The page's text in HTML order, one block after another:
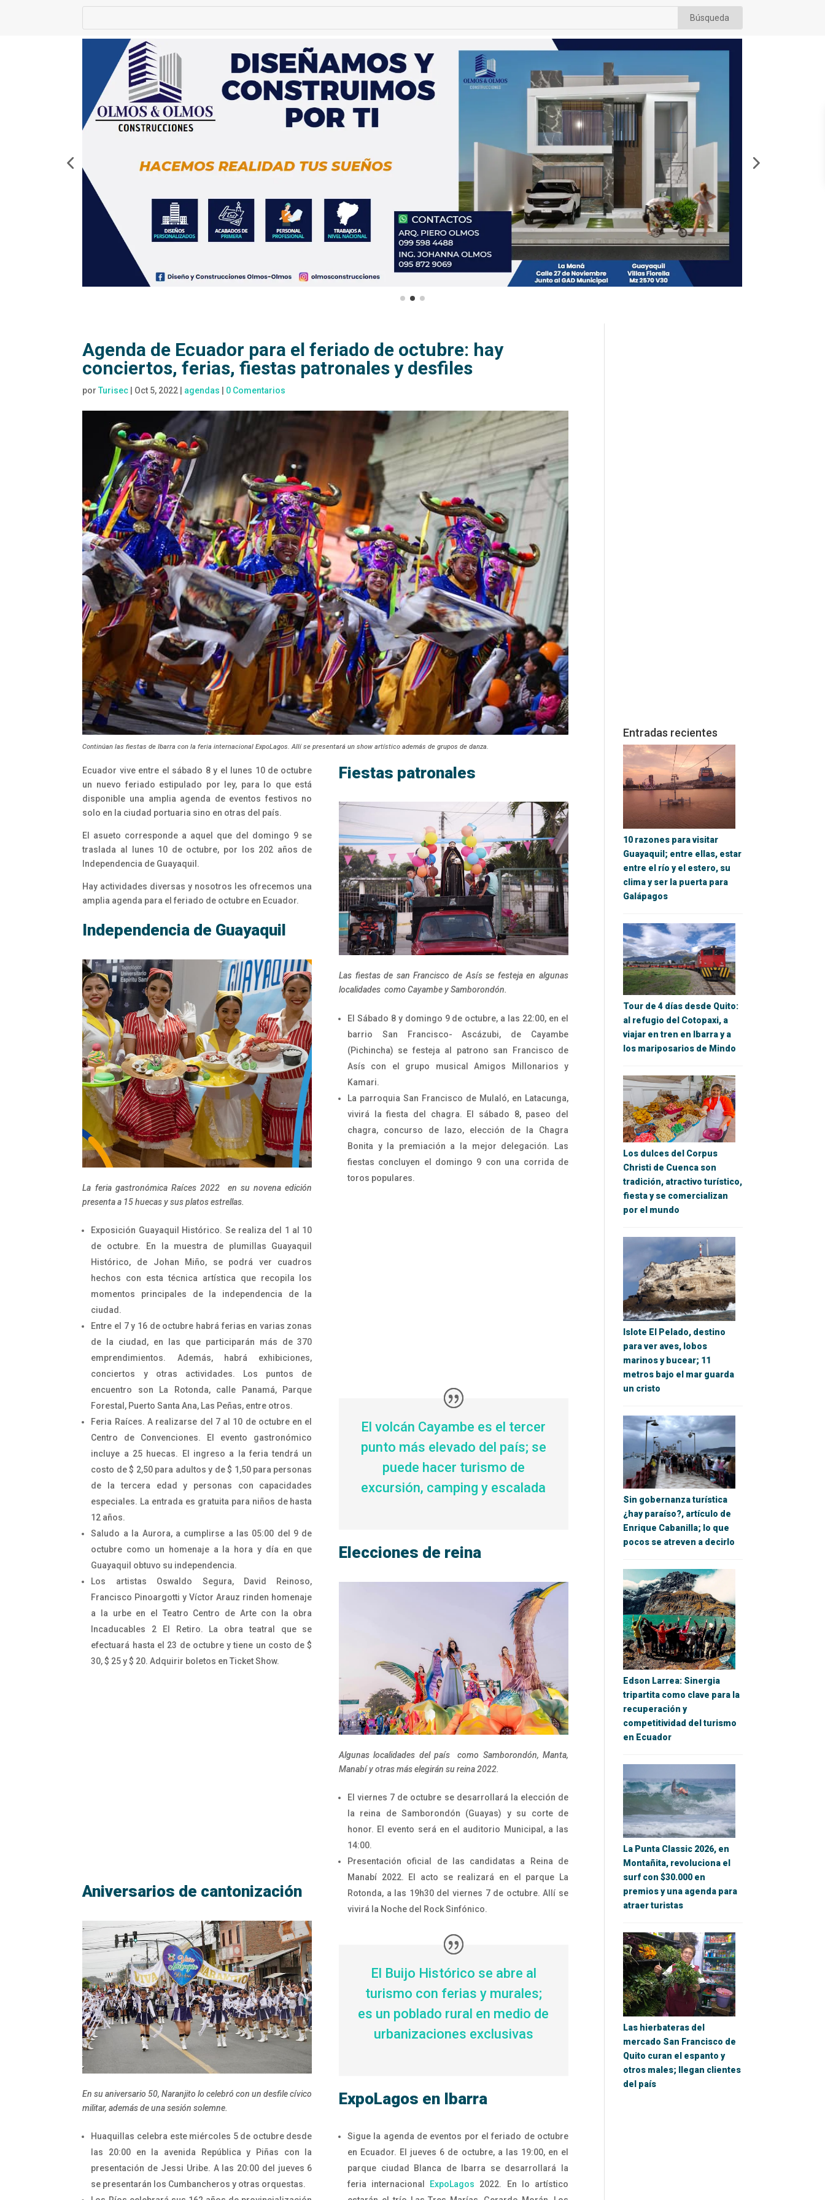
Agenda de Ecuador para el feriado de octubre: hay
conciertos, ferias, fiestas patronales y desfiles
porTurisec Oct 5, 2022 agendas 0 Comentarios
Continúan las fiestas de Ibarra con la feria internacional ExpoLagos. Allí se presentará un show artístico además de grupos de danza.
Ecuador vive entre el sábado 8 y el lunes 10 de octubre
un nuevo feriado estipulado por ley, para lo que está
disponible una amplia agenda de eventos festivos no
solo en la ciudad portuaria sino en otras del país.
El asueto corresponde a aquel que del domingo 9 se
traslada al lunes 10 de octubre, por los 202 años de
Independencia de Guayaquil.
Hay actividades diversas y nosotros les ofrecemos una
amplia agenda para el feriado de octubre en Ecuador.
Independencia de Guayaquil
La feria gastronómica Raíces 2022 en su novena edición
presenta a 15 huecas y sus platos estrellas.
Exposición Guayaquil Histórico. Se realiza del 1 al 10
de octubre. En la muestra de plumillas Guayaquil
Histórico, de Johan Miño, se podrá ver cuadros
hechos con esta técnica artística que recopila los
momentos principales de la independencia de la
ciudad.
Entre el 7 y 16 de octubre habrá ferias en varias zonas
de la ciudad, en las que participarán más de 370
emprendimientos. Además, habrá exhibiciones,
conciertos y otras actividades. Los puntos de
encuentro son La Rotonda, calle Panamá, Parque
Forestal, Puerto Santa Ana, Las Peñas, entre otros.
Feria Raíces. A realizarse del 7 al 10 de octubre en el
Centro de Convenciones. El evento gastronómico
incluye a 25 huecas. El ingreso a la feria tendrá un
costo de $ 2,50 para adultos y de $ 1,50 para personas
de la tercera edad y personas con capacidades
especiales. La entrada es gratuita para niños de hasta
12 años.
Saludo a la Aurora, a cumplirse a las 05:00 del 9 de
octubre como un homenaje a la hora y día en que
Guayaquil obtuvo su independencia.
Los artistas Oswaldo Segura, David Reinoso,
Francisco Pinoargotti y Víctor Arauz rinden homenaje
a la urbe en el Teatro Centro de Arte con la obra
Incaducables 2 El Retiro. La obra teatral que se
efectuará hasta el 23 de octubre y tiene un costo de $
30, $ 25 y $ 20. Adquirir boletos en Ticket Show.
Aniversarios de cantonización
En su aniversario 50, Naranjito lo celebró con un desfile cívico
militar, además de una sesión solemne.
Huaquillas celebra este miércoles 5 de octubre desde
las 20:00 en la avenida República y Piñas con la
presentación de Jessi Uribe. A las 20:00 del jueves 6
se presentarán los Cumbancheros y otras orquestas.
Fiestas patronales
Las fiestas de san Francisco de Asís se festeja en algunas
localidades como Cayambe y Samborondón.
El Sábado 8 y domingo 9 de octubre, a las 22:00, en el
barrio San Francisco- Ascázubi, de Cayambe
(Pichincha) se festeja al patrono san Francisco de
Asís con el grupo musical Amigos Millonarios y
Kamari.
La parroquia San Francisco de Mulaló, en Latacunga,
vivirá la fiesta del chagra. El sábado 8, paseo del
chagra, concurso de lazo, elección de la Chagra
Bonita y la premiación a la mejor delegación. Las
fiestas concluyen el domingo 9 con una corrida de
toros populares.
El volcán Cayambe es el tercer
punto más elevado del país; se
puede hacer turismo de
excursión, camping y escalada
Elecciones de reina
Algunas localidades del país como Samborondón, Manta,
Manabí y otras más elegirán su reina 2022.
El viernes 7 de octubre se desarrollará la elección de
la reina de Samborondón (Guayas) y su corte de
honor. El evento será en el auditorio Municipal, a las
14:00.
Presentación oficial de las candidatas a Reina de
Manabí 2022. El acto se realizará en el parque La
Rotonda, a las 19h30 del viernes 7 de octubre. Allí se
vivirá la Noche del Rock Sinfónico.
El Buijo Histórico se abre al
turismo con ferias y murales;
es un poblado rural en medio de
urbanizaciones exclusivas
ExpoLagos en Ibarra
Sigue la agenda de eventos por el feriado de octubre
en Ecuador. El jueves 6 de octubre, a las 19:00, en el
parque ciudad Blanca de Ibarra se desarrollará la
feria internacional
ExpoLagos 2022. En lo artístico
Entradas recientes
10 razones para visitar
Guayaquil; entre ellas, estar
entre el río y el estero, su
clima y ser la puerta para
Galápagos
Tour de 4 días desde Quito:
al refugio del Cotopaxi, a
viajar en tren en Ibarra y a
los mariposarios de Mindo
Los dulces del Corpus
Christi de Cuenca son
tradición, atractivo turístico,
fiesta y se comercializan
por el mundo
Islote El Pelado, destino
para ver aves, lobos
marinos y bucear; 11
metros bajo el mar guarda
un cristo
Sin gobernanza turística
¿hay paraíso?, artículo de
Enrique Cabanilla; lo que
pocos se atreven a decirlo
Edson Larrea: Sinergia
tripartita como clave para la
recuperación y
competitividad del turismo
en Ecuador
La Punta Classic 2026, en
Montañita, revoluciona el
surf con $30.000 en
premios y una agenda para
atraer turistas
Las hierbateras del
mercado San Francisco de
Quito curan el espanto y
otros males; llegan clientes
del país